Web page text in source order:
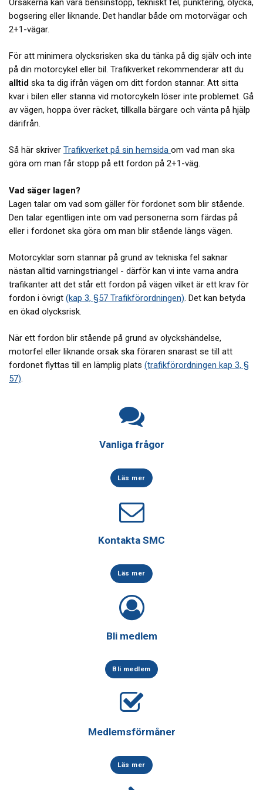
Orsakerna kan vara bensinstopp, tekniskt fel, punktering, olycka,
bogsering eller liknande. Det handlar både om motorvägar och
2+1-vägar.
För att minimera olycksrisken ska du tänka på dig själv och inte
på din motorcykel eller bil. Trafikverket rekommenderar att du
alltid ska ta dig ifrån vägen om ditt fordon stannar. Att sitta
kvar i bilen eller stanna vid motorcykeln löser inte problemet. Gå
av vägen, hoppa över räcket, tillkalla bärgare och vänta på hjälp
därifrån.
Så här skriver Trafikverket på sin hemsida om vad man ska
göra om man får stopp på ett fordon på 2+1-väg.
Vad säger lagen?
Lagen talar om vad som gäller för fordonet som blir stående.
Den talar egentligen inte om vad personerna som färdas på
eller i fordonet ska göra om man blir stående längs vägen.
Motorcyklar som stannar på grund av tekniska fel saknar
nästan alltid varningstriangel - därför kan vi inte varna andra
trafikanter att det står ett fordon på vägen vilket är ett krav för
fordon i övrigt (kap 3, §57 Trafikförordningen). Det kan betyda
en ökad olycksrisk.
När ett fordon blir stående på grund av olyckshändelse,
motorfel eller liknande orsak ska föraren snarast se till att
fordonet flyttas till en lämplig plats (trafikförordningen kap 3, §
57).
Vanliga frågor
Läs mer
Kontakta SMC
Läs mer
Bli medlem
Bli medlem
Medlemsförmåner
Läs mer